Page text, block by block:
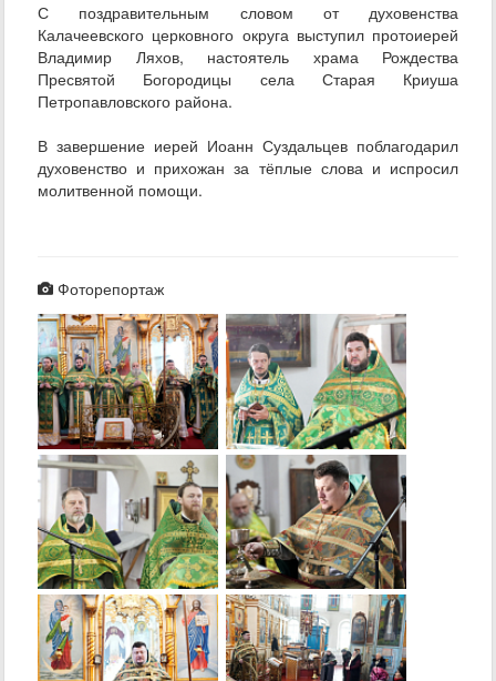
С поздравительным словом от духовенства
Калачеевского церковного округа выступил протоиерей
Владимир Ляхов, настоятель храма Рождества
Пресвятой Богородицы села Старая Криуша
Петропавловского района.
В завершение иерей Иоанн Суздальцев поблагодарил
духовенство и прихожан за тёплые слова и испросил
молитвенной помощи.
Фоторепортаж